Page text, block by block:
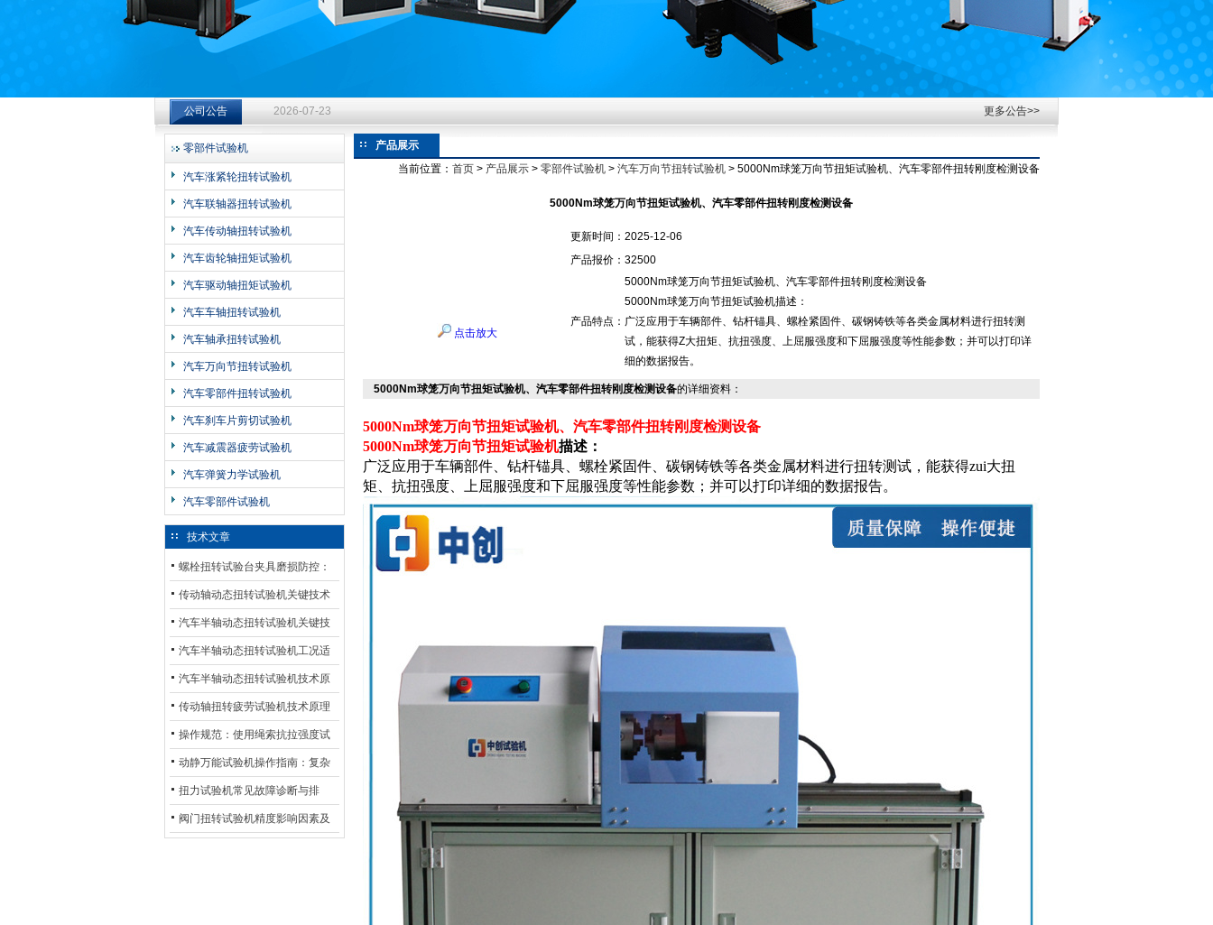
公司公告 2026-07-23
钻杆扭转试验台选型指南：从额定扭矩到加载频率的工况适配逻辑
2026-07-23
钻杆扭转试验台选型指南：从额定扭矩到加载频率的工况适配逻辑
2026-07-23
更多公告>>
零部件试验机
汽车涨紧轮扭转试验机
汽车联轴器扭转试验机
汽车传动轴扭转试验机
汽车齿轮轴扭矩试验机
汽车驱动轴扭矩试验机
汽车车轴扭转试验机
汽车轴承扭转试验机
汽车万向节扭转试验机
汽车零部件扭转试验机
汽车刹车片剪切试验机
汽车减震器疲劳试验机
汽车弹簧力学试验机
汽车零部件试验机
技术文章
螺栓扭转试验台夹具磨损防控：
材质选型与表面处理的耐用性优
化
传动轴动态扭转试验机关键技术
及产业落地应用
汽车半轴动态扭转试验机关键技
术及产业落地应用
汽车半轴动态扭转试验机工况适
配与质控应用探析
汽车半轴动态扭转试验机技术原
理与行业应用
传动轴扭转疲劳试验机技术原理
与行业应用
操作规范：使用绳索抗拉强度试
验机的完整测试步骤
动静万能试验机操作指南：复杂
动态测试的标准化流程
扭力试验机常见故障诊断与排
除：从传感器信号异常到机械传
阀门扭转试验机精度影响因素及
产品展示
当前位置： 首页 > 产品展示 > 零部件试验机 > 汽车万向节扭转试验机 > 5000Nm球笼万向节扭矩试验机、汽车零部件扭转刚度检测设备
5000Nm球笼万向节扭矩试验机、汽车零部件扭转刚度检测设备
点击放大
更新时间： 2025-12-06
产品报价： 32500
产品特点：
5000Nm球笼万向节扭矩试验机、汽车零部件扭转刚度检测设备
5000Nm球笼万向节扭矩试验机描述：
广泛应用于车辆部件、钻杆锚具、螺栓紧固件、碳钢铸铁等各类金属材料进行扭转测
试，能获得Z大扭矩、抗扭强度、上屈服强度和下屈服强度等性能参数；并可以打印详
细的数据报告。
5000Nm球笼万向节扭矩试验机、汽车零部件扭转刚度检测设备的详细资料：
5000Nm球笼万向节扭矩试验机、汽车零部件扭转刚度检测设备
5000Nm球笼万向节扭矩试验机描述：
广泛应用于车辆部件、钻杆锚具、螺栓紧固件、碳钢铸铁等各类金属材料进行扭转测试，能获得zui大扭
矩、抗扭强度、上屈服强度和下屈服强度等性能参数；并可以打印详细的数据报告。